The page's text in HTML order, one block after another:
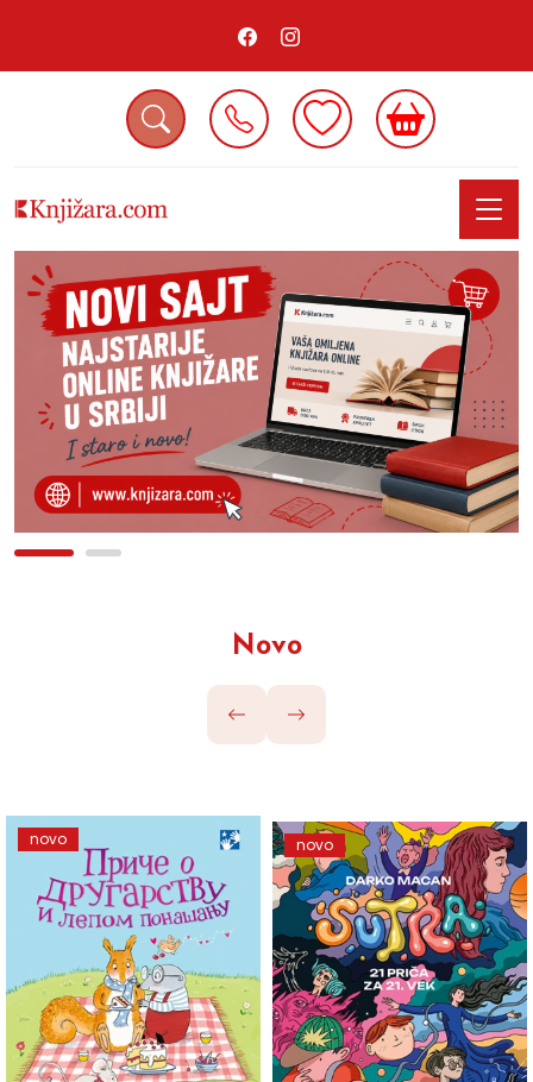
Novo
novo novo